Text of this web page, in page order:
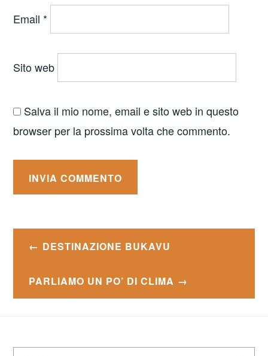
Email *
Sito web
Salva il mio nome, email e sito web in questo
browser per la prossima volta che commento.
Navigazione
DESTINAZIONE BUKAVU
PARLIAMO UN PO’ DI CLIMA